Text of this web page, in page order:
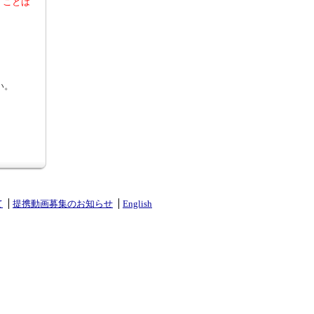
提携動画募集のお知らせ English